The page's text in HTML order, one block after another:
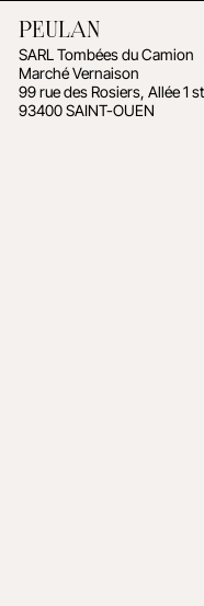
PEULAN
SARL Tombées du Camion
Marché Vernaison
99 rue des Rosiers, Allée 1
93400 SAINT-OUEN